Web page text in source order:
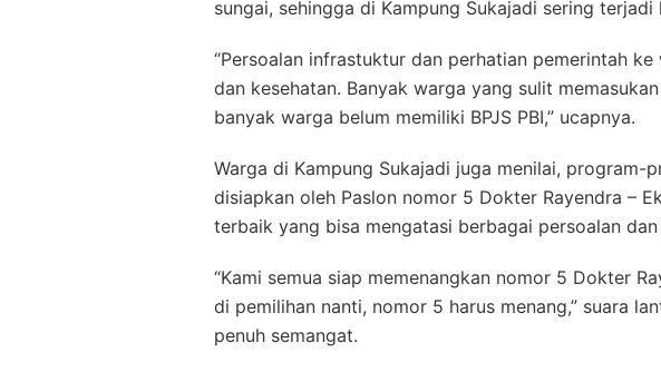
sungai, sehingga di Kampung Sukajadi sering terjadi
“Persoalan infrastuktur dan perhatian pemerintah
dan kesehatan. Banyak warga yang sulit
banyak warga belum memiliki BPJS PBI,” ucapnya.
Warga di Kampung Sukajadi juga menilai, program-
disiapkan oleh Paslon nomor 5 Dokter Rayendra –
terbaik yang bisa mengatasi berbagai persoalan
“Kami semua siap memenangkan nomor 5 Dokter
di pemilihan nanti, nomor 5 harus menang,” suara
penuh semangat.